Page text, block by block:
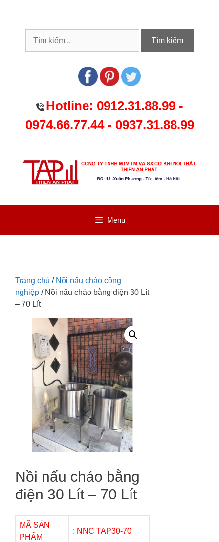
Tìm kiếm
Hotline: 0912.31.88.99-
0974.66.77.44- 0937.31.88.99
Menu
Trang chủ / Nồi nấu cháo công
nghiệp / Nồi nấu cháo bằng điện 30 Lít
– 70 Lít
Nồi nấu cháo bằng
điện 30 Lít – 70 Lít
MÃ SẢN
PHẨM
: NNC TAP30-70